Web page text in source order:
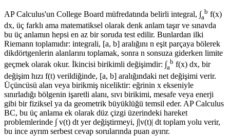
AP Calculus'un College Board müfredatında belirli integral, ∫a
b f(x)
dx, üç farklı ama matematiksel olarak denk anlam taşır ve sınavda
bu üç anlamın hepsi en az bir soruda test edilir. Bunlardan ilki
Riemann toplamıdır: integrali, [a, b] aralığını n eşit parçaya bölerek
dikdörtgenlerin alanlarını toplamak, sonra n sonsuza giderken limite
geçmek olarak okur. İkincisi birikimli değişimdir: ∫a
b f(x) dx, bir
değişim hızı f(t) verildiğinde, [a, b] aralığındaki net değişimi verir.
Üçüncüsü alan veya birikmiş niceliktir: eğrinin x ekseniyle
sınırladığı bölgenin işaretli alanı, sıvı birikimi, mesafe veya enerji
gibi bir fiziksel ya da geometrik büyüklüğü temsil eder. AP Calculus
BC, bu üç anlama ek olarak düz çizgi üzerindeki hareket
problemlerinde ∫ v(t) dt yer değiştirmeyi, ∫|v(t)| dt toplam yolu verir,
bu ince ayrım serbest cevap sorularında puan ayırır.